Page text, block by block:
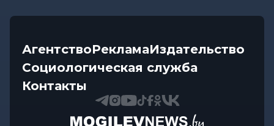
АгентствоРекламаИздательство
Социологическая служба
Контакты